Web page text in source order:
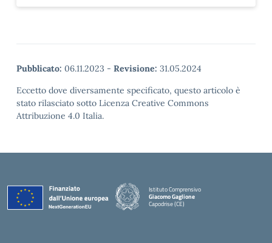
Pubblicato: 06.11.2023 - Revisione: 31.05.2024
Eccetto dove diversamente specificato, questo articolo è
stato rilasciato sotto Licenza Creative Commons
Attribuzione 4.0 Italia.
Istituto Comprensivo
Giacomo Gaglione
Capodrise (CE)
— Visita la pagina iniziale della scuola